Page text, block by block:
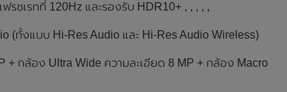
ชเรทที่ 120Hz และรองรับ HDR10+ , , , , ,
(ทั้งแบบ Hi-Res Audio และ Hi-Res Audio Wireless)
กล้อง Ultra Wide ความละเอียด 8 MP + กล้อง Macro